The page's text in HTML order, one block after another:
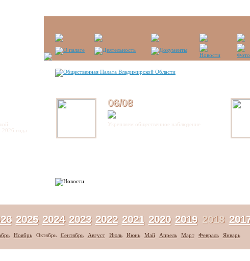
2026 года
06/08
Укрепляем общественное наблюдение
2025 2024 2023 2022 2021 2020 2019 2018
Ноябрь Октябрь Сентябрь Август Июль Июнь Май Апрель Март Февраль Январь